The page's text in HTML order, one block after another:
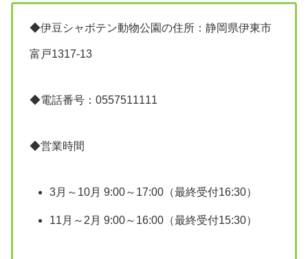
◆伊豆シャボテン動物公園の住所：静岡県伊東市
富戸1317-13
◆電話番号：0557511111
◆営業時間
3月～10月 9:00～17:00（最終受付16:30）
11月～2月 9:00～16:00（最終受付15:30）